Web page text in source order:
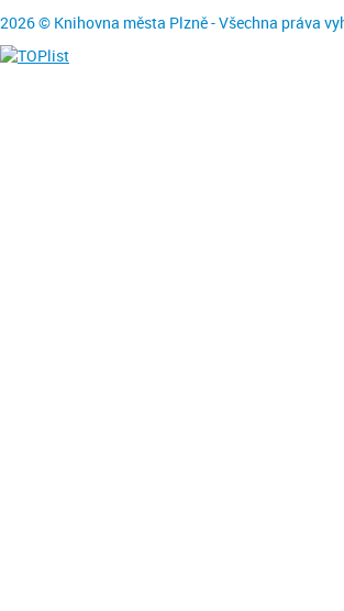
2026 © Knihovna města Plzně - Všechna práva